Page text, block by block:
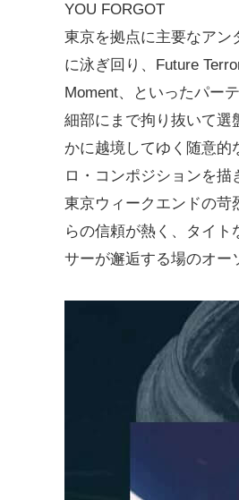
YOU FORGOT
東京を拠点に主要なアン
に泳ぎ回り、Future
Moment、といったパー
細部にまで拘り抜いて選
かに越境してゆく随意的
ロ・コンポジションを描
東京ウィークエンドの苛
らの信頼が熱く、タイ
サーが邂逅する場のオー